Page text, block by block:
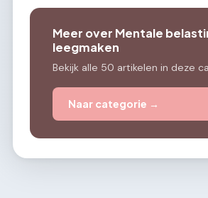
Meer over Mentale
leegmaken
Bekijk alle 50 artikelen in deze
Naar categorie →